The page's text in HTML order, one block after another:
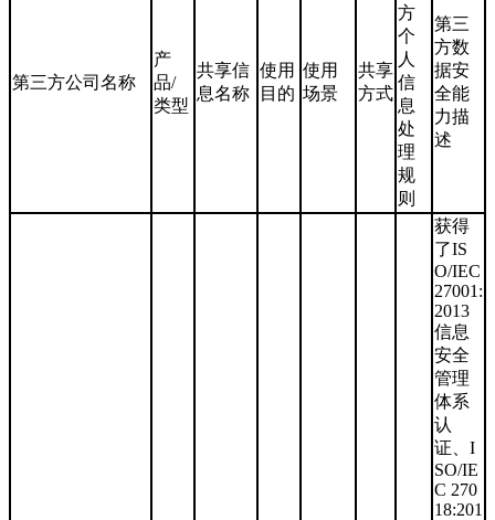
第三方公司名称
产
品/
类型
共享信
息名称
使用
目的
使用
场景
共享
方式
方
个
人
信
息
处
理
规
则
第三
方数
据安
全能
力描
述
获得
了IS
O/IEC
27001:
2013
信息
安全
管理
体系
认
证、I
SO/IE
C 270
18:201